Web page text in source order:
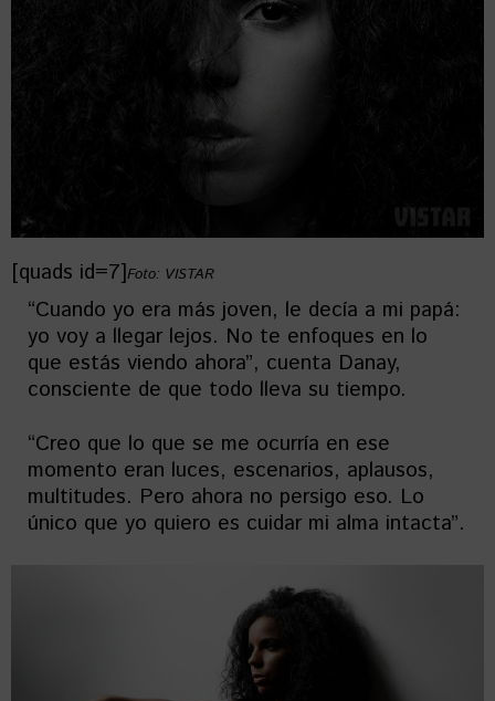
[quads id=7]Foto: VISTAR
“Cuando yo era más joven, le decía a mi papá:
yo voy a llegar lejos. No te enfoques en lo
que estás viendo ahora”, cuenta Danay,
consciente de que todo lleva su tiempo.
“Creo que lo que se me ocurría en ese
momento eran luces, escenarios, aplausos,
multitudes. Pero ahora no persigo eso. Lo
único que yo quiero es cuidar mi alma intacta”.